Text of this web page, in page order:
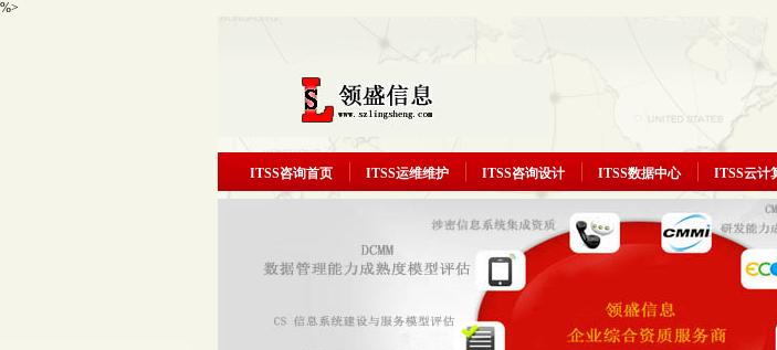
%>
ITSS咨询首页 ITSS运维维护 ITSS咨询设计 ITSS数据中心 ITSS云计